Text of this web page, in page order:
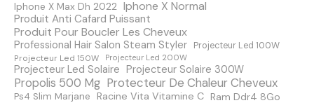
e
s
s
Iphone X Max Dh 2022 Iphone X Normal
Produit Anti Cafard Puissant
Produit Pour Boucler Les Cheveux
Professional Hair Salon Steam Styler
Projecteur Led 100W
Projecteur Led 150W
Projecteur Led 200W
Projecteur Led Solaire Projecteur Solaire 300W
Propolis 500 Mg Protecteur De Chaleur Cheveux
Ps4 Slim Marjane Racine Vita Vitamine C Ram Ddr4 8Go